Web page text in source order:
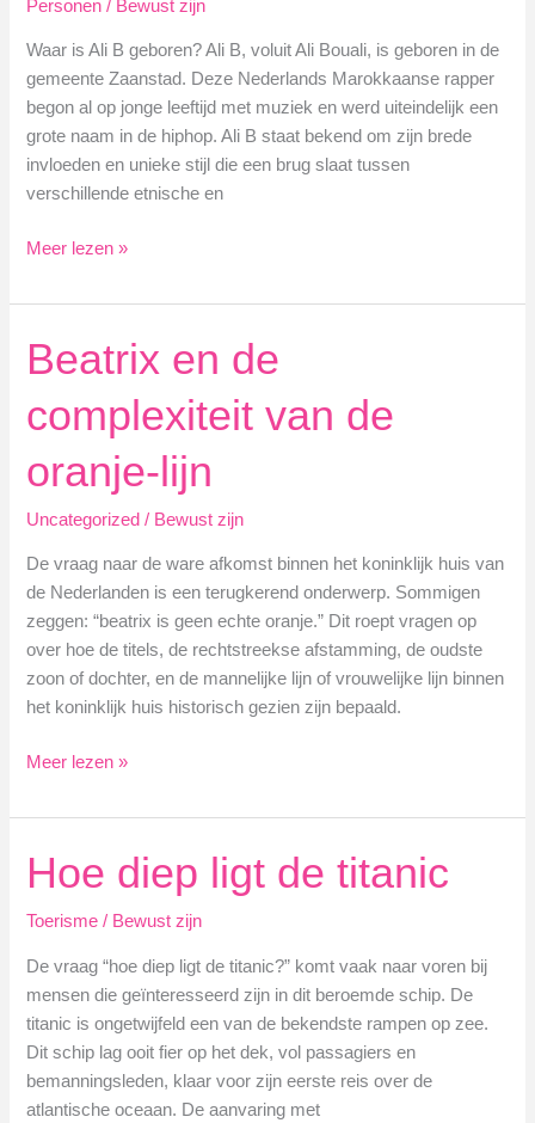
Personen / Bewust zijn
Waar is Ali B geboren? Ali B, voluit Ali Bouali, is geboren in de
gemeente Zaanstad. Deze Nederlands Marokkaanse rapper
begon al op jonge leeftijd met muziek en werd uiteindelijk een
grote naam in de hiphop. Ali B staat bekend om zijn brede
invloeden en unieke stijl die een brug slaat tussen
verschillende etnische en
Waar
Ali
geboren?
Meer lezen »
Beatrix en de
complexiteit van de
oranje-lijn
Uncategorized / Bewust zijn
De vraag naar de ware afkomst binnen het koninklijk huis van
de Nederlanden is een terugkerend onderwerp. Sommigen
zeggen: “beatrix is geen echte oranje.” Dit roept vragen op
over hoe de titels, de rechtstreekse afstamming, de oudste
zoon of dochter, en de mannelijke lijn of vrouwelijke lijn binnen
het koninklijk huis historisch gezien zijn bepaald.
Beatrix
de
van
oranje-
lijn
Meer lezen »
Hoe diep ligt de titanic
Toerisme / Bewust zijn
De vraag “hoe diep ligt de titanic?” komt vaak naar voren bij
mensen die geïnteresseerd zijn in dit beroemde schip. De
titanic is ongetwijfeld een van de bekendste rampen op zee.
Dit schip lag ooit fier op het dek, vol passagiers en
bemanningsleden, klaar voor zijn eerste reis over de
atlantische oceaan. De aanvaring met